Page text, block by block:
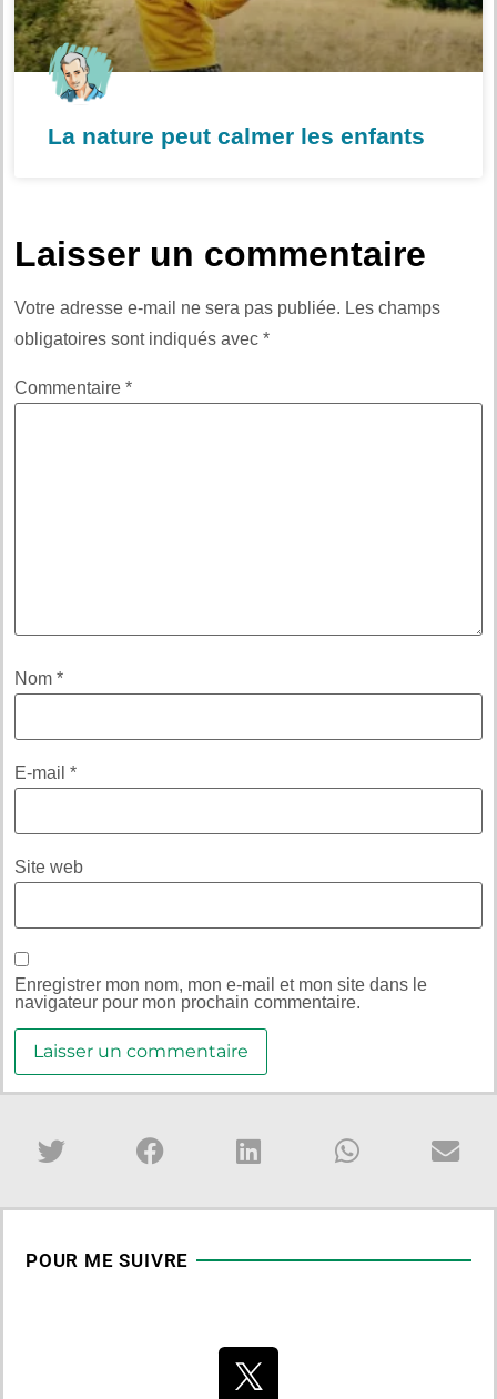
La nature peut calmer les enfants
Laisser un commentaire
Votre adresse e-mail ne sera pas publiée. Les champs
obligatoires sont indiqués avec *
Commentaire *
Nom *
E-mail *
Site web
Enregistrer mon nom, mon e-mail et mon site dans le
navigateur pour mon prochain commentaire.
POUR ME SUIVRE